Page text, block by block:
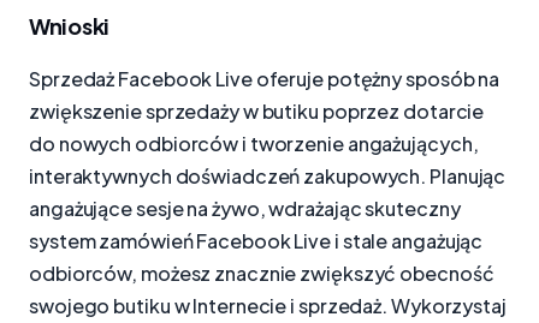
Wnioski
Sprzedaż Facebook Live oferuje potężny sposób na
zwiększenie sprzedaży w butiku poprzez dotarcie
do nowych odbiorców i tworzenie angażujących,
interaktywnych doświadczeń zakupowych. Planując
angażujące sesje na żywo, wdrażając skuteczny
system zamówień Facebook Live i stale angażując
odbiorców, możesz znacznie zwiększyć obecność
swojego butiku w Internecie i sprzedaż. Wykorzystaj